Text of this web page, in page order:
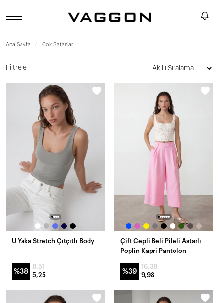
Ana Sayfa Çok Satanlar
Filtrele
U Yaka Stretch Çıtçıtlı Body
%38
8,51
5,25
Çift Cepli Beli Pileli Astarlı
Poplin Kapri Pantolon
%39
16,38
9,98